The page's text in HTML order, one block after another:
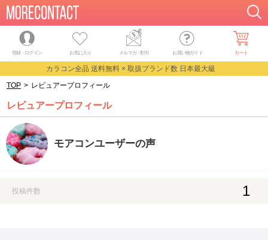
登録・ログイン お気に入り メルマガ・割引 お買い物ガイド カート
カラコン全品 送料無料 × 取扱ブランド数 日本最大級
TOP > レビュアープロフィール
レビュアープロフィール
モアコンユーザーの声
投稿件数 1